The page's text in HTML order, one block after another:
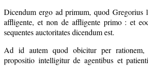
Dicendum ergo ad primum, quod Gregorius
affligente, et non de affligente primo : et
sequentes auctoritates dicendum est.
Ad id autem quod obicitur per rationem,
propositio intelligitur de agentibus et